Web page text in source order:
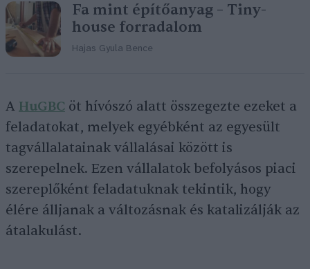
Fa mint építőanyag – Tiny-
house forradalom
Hajas Gyula Bence
A HuGBC öt hívószó alatt összegezte ezeket a
feladatokat, melyek egyébként az egyesült
tagvállalatainak vállalásai között is
szerepelnek. Ezen vállalatok befolyásos piaci
szereplőként feladatuknak tekintik, hogy
élére álljanak a változásnak és katalizálják az
átalakulást.